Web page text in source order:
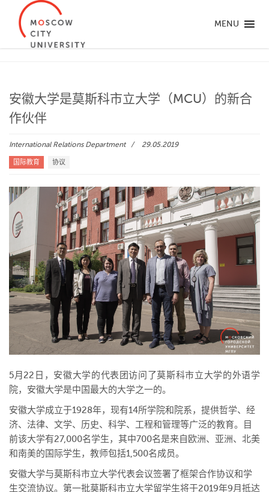
MENU
安徽大学是莫斯科市立大学（MCU）的新合
作伙伴
International Relations Department 29.05.2019
国际教育 协议
5月22日，安徽大学的代表团访问了莫斯科市立大学的外语学
院，安徽大学是中国最大的大学之一的。
安徽大学成立于1928年，现有14所学院和院系，提供哲学、经
济、法律、文学、历史、科学、工程和管理等广泛的教育。目
前该大学有27,000名学生，其中700名是来自欧洲、亚洲、北美
和南美的国际学生，教师包括1,500名成员。
安徽大学与莫斯科市立大学代表会议签署了框架合作协议和学
生交流协议。第一批莫斯科市立大学留学生将于2019年9月抵达